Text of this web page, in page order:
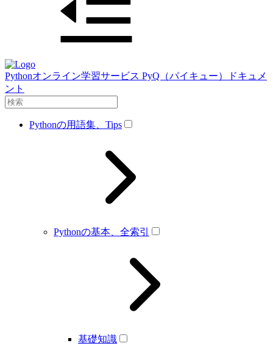
Pythonオンライン学習サービス PyQ（パイキュー）ドキュメ
ント
Pythonの用語集、Tips
Pythonの基本、全索引
基礎知識